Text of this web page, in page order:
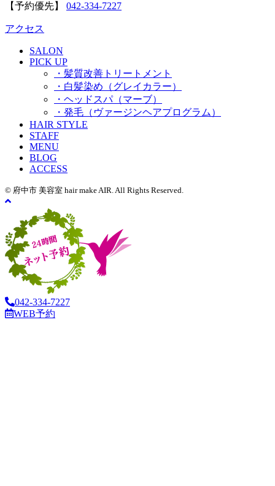
【予約優先】 042-334-7227
アクセス
SALON
PICK UP
・髪質改善トリートメント
・白髪染め（グレイカラー）
・ヘッドスパ（マーブ）
・発毛（ヴァージンヘアプログラム）
HAIR STYLE
STAFF
MENU
BLOG
ACCESS
© 府中市 美容室 hair make AIR. All Rights Reserved.
042-334-7227
WEB予約